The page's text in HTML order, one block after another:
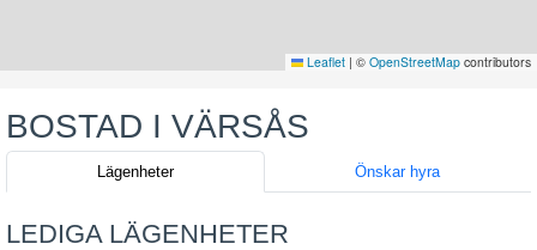
Leaflet | © OpenStreetMap contributors
BOSTAD I VÄRSÅS
Lägenheter Önskar hyra
LEDIGA LÄGENHETER